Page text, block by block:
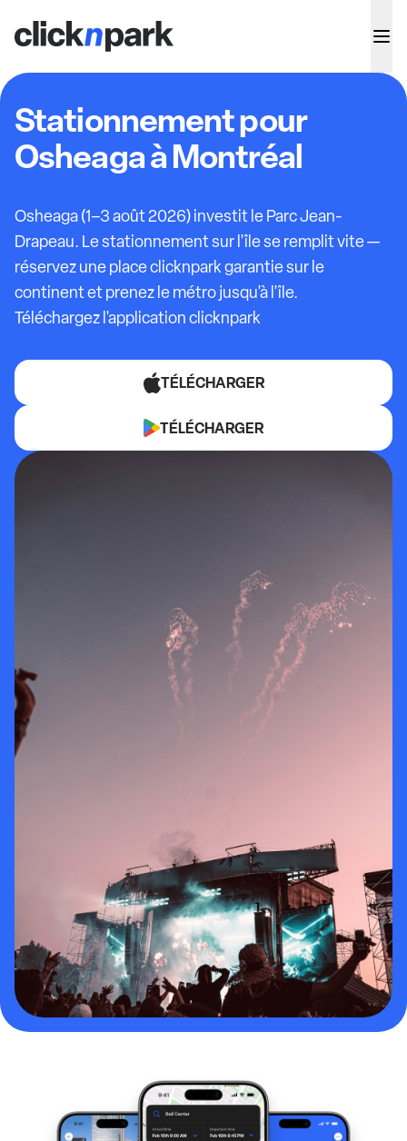
Stationnement pour
Osheaga à Montréal
Osheaga (1–3 août 2026) investit le Parc Jean-
Drapeau. Le stationnement sur l'île se remplit vite —
réservez une place clicknpark garantie sur le
continent et prenez le métro jusqu'à l'île.
Téléchargez l'application clicknpark
TÉLÉCHARGER
TÉLÉCHARGER